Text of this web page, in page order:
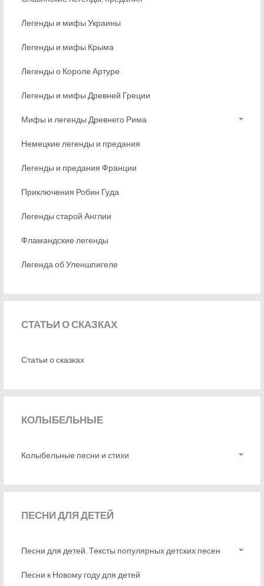
Легенды и мифы Украины
Легенды и мифы Крыма
Легенды о Короле Артуре
Легенды и мифы Древней Греции
Мифы и легенды Древнего Рима
Немецкие легенды и предания
Легенды и предания Франции
Приключения Робин Гуда
Легенды старой Англии
Фламандские легенды
Легенда об Уленшпигеле
СТАТЬИО СКАЗКАХ
Статьи о сказках
КОЛЫБЕЛЬНЫЕ
Колыбельные песни и стихи
ПЕСНИДЛЯ ДЕТЕЙ
Песни для детей. Тексты популярных детских песен
Песни к Новому году для детей